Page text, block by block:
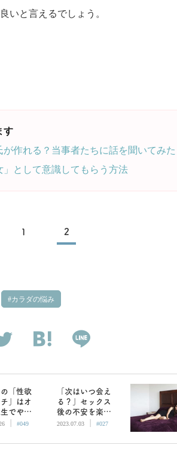
いと言えるでしょう。
す
作れる？当事者たちに話を聞いてみた
として意識してもらう方法
1 2
カラダの悩み
「性欲
」はオ
でやり
をやる
| #049
「次はいつ会え
る？」セックス
後の不安を楽し
みに変える方法
2023.07.03 | #027